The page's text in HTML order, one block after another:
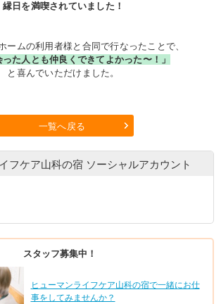
縁日を満喫されていました！
ームの利用者様と合同で行なったことで、
った人とも仲良くできてよかった〜！」
と喜んでいただけました。
一覧へ戻る
フケア山科の宿 ソーシャルアカウント
スタッフ募集中！
ヒューマンライフケア山科の宿で一緒にお仕
事をしてみませんか？